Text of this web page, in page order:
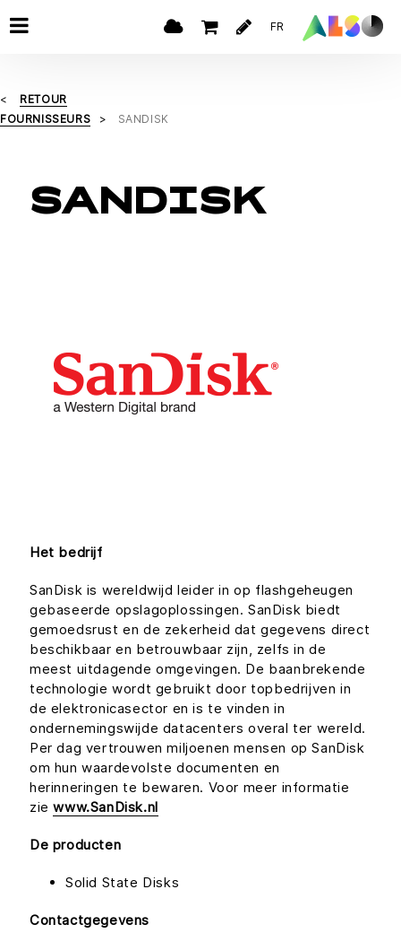
FR
RETOUR
FOURNISSEURS
SANDISK
SANDISK
Het bedrijf
SanDisk is wereldwijd leider in op flashgeheugen
gebaseerde opslagoplossingen. SanDisk biedt
gemoedsrust en de zekerheid dat gegevens direct
beschikbaar en betrouwbaar zijn, zelfs in de
meest uitdagende omgevingen. De baanbrekende
technologie wordt gebruikt door topbedrijven in
de elektronicasector en is te vinden in
ondernemingswijde datacenters overal ter wereld.
Per dag vertrouwen miljoenen mensen op SanDisk
om hun waardevolste documenten en
herinneringen te bewaren. Voor meer informatie
ziewww.SanDisk.nl
De producten
Solid State Disks
Contactgegevens